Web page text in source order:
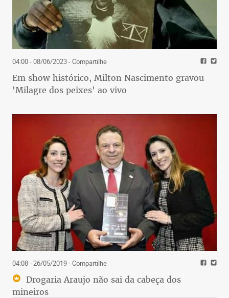
04:00 - 08/06/2023- Compartilhe
Em show histórico, Milton Nascimento gravou
'Milagre dos peixes' ao vivo
04:08 - 26/05/2019- Compartilhe
Drogaria Araujo não sai da cabeça dos
mineiros